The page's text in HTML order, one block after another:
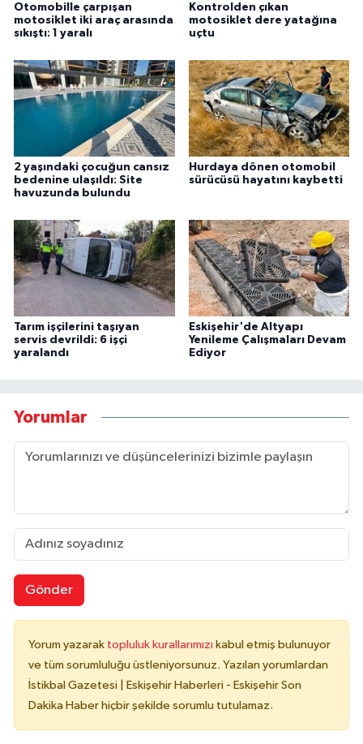
Otomobille çarpışan
motosiklet iki araç arasında
sıkıştı: 1 yaralı
Kontrolden çıkan
motosiklet dere yatağına
uçtu
2 yaşındaki çocuğun cansız
bedenine ulaşıldı: Site
havuzunda bulundu
Hurdaya dönen otomobil
sürücüsü hayatını kaybetti
Tarım işçilerini taşıyan
servis devrildi: 6 işçi
yaralandı
Eskişehir'de Altyapı
Yenileme Çalışmaları Devam
Ediyor
Yorumlar
Gönder
Yorum yazarak topluluk kurallarımızı kabul etmiş bulunuyor
ve tüm sorumluluğu üstleniyorsunuz. Yazılan yorumlardan
İstikbal Gazetesi | Eskişehir Haberleri - Eskişehir Son
Dakika Haber hiçbir şekilde sorumlu tutulamaz.